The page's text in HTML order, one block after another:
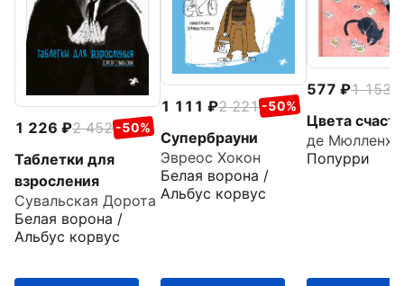
1 226 2 452 -50%
Таблетки для
взросления
Сувальская Дорота
Белая ворона /
Альбус корвус
1 111 2 221 -50%
Супербрауни
Эвреос Хокон
Белая ворона /
Альбус корвус
577 1 153
Цвета
Попурри